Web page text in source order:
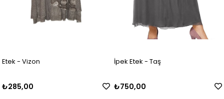
Etek - Vizon
₺285,00
İpek Etek - Taş
₺750,00